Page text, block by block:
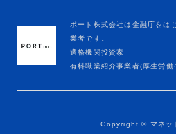
ポート株式会社は金融庁をは
業者です。
適格機関投資家
有料職業紹介事業者(厚生労